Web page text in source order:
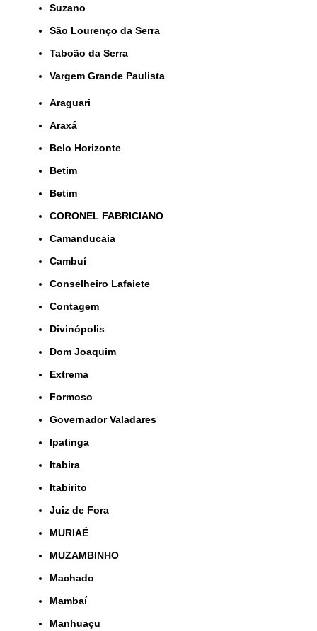
Suzano
São Lourenço da Serra
Taboão da Serra
Vargem Grande Paulista
Araguari
Araxá
Belo Horizonte
Betim
Betim
CORONEL FABRICIANO
Camanducaia
Cambuí
Conselheiro Lafaiete
Contagem
Divinópolis
Dom Joaquim
Extrema
Formoso
Governador Valadares
Ipatinga
Itabira
Itabirito
Juiz de Fora
MURIAÉ
MUZAMBINHO
Machado
Mambaí
Manhuaçu